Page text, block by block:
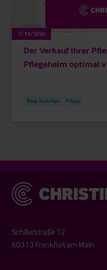
7/14/2026
Der Verkauf Ihrer
Pflegeheim optimal
Blog-Beiträge Pflege
Christie & Co
Schillerstraße 12
60313 Frankfurt am Main